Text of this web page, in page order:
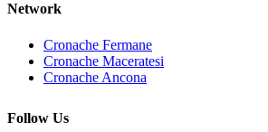
Network
Cronache Fermane
Cronache Maceratesi
Cronache Ancona
Follow Us